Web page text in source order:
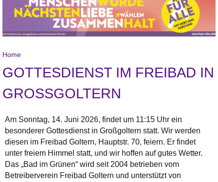
Home
GOTTESDIENST IM FREIBAD IN
GROSSGOLTERN
Am Sonntag, 14. Juni 2026, findet um 11:15 Uhr ein
besonderer Gottesdienst in Großgoltern statt. Wir werden
diesen im Freibad Goltern, Hauptstr. 70, feiern. Er findet
unter freiem Himmel statt, und wir hoffen auf gutes Wetter.
Das „Bad im Grünen“ wird seit 2004 betrieben vom
Betreiberverein Freibad Goltern und unterstützt von